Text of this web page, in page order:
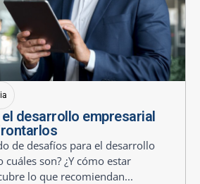
desarrollo empresarial
de desafíos para el desarrollo
cuáles son? ¿Y cómo estar
lo que recomiendan...